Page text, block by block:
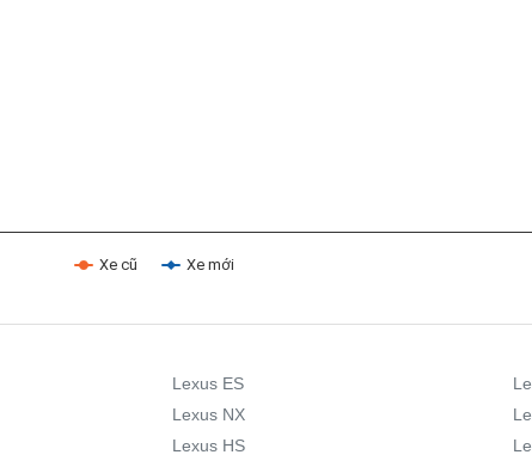
Xe cũ Xe mới
Lexus ES
Lexus NX
Lexus HS